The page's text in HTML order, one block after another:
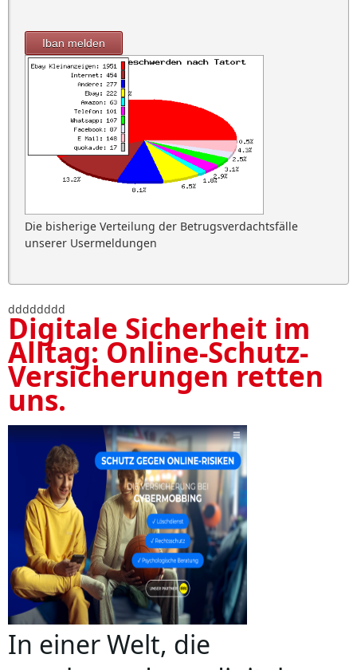
Iban melden
Die bisherige Verteilung der Betrugsverdachtsfälle
unserer Usermeldungen
dddddddd
Digitale Sicherheit im
Alltag: Online-Schutz-
Versicherungen retten
uns.
In einer Welt, die